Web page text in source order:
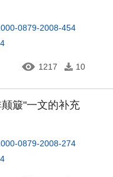
0879-2008-454
1217 10
簸"一文的补充
0879-2008-274